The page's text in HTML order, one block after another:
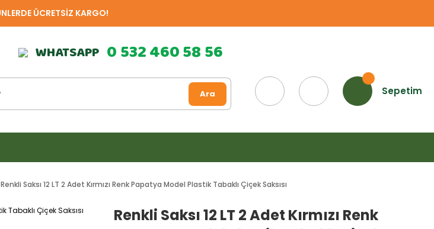
ÜCRETSİZ KARGO!
WHATSAPP 0 532 460 58 56
Ara Sepetim
Renkli Saksı 12 LT 2 Adet Kırmızı Renk Papatya Model Plastik Tabaklı Çiçek Saksısı
Renkli Saksı 12 LT 2 Adet Kırmızı Renk